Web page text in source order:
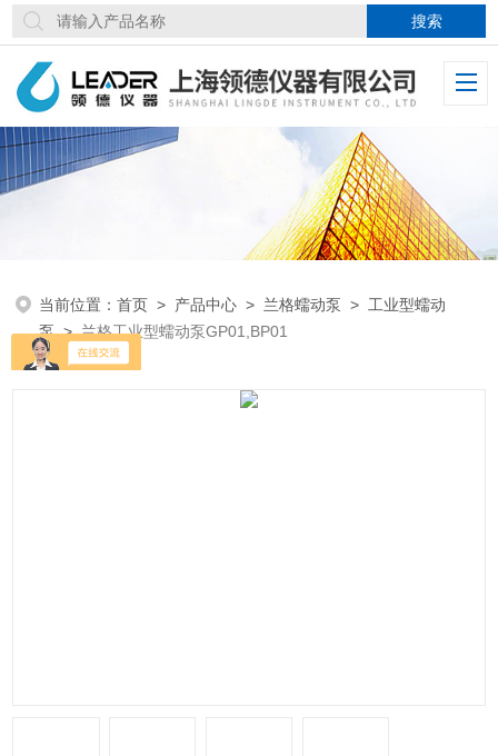
当前位置：首页 > 产品中心 > 兰格蠕动泵 > 工业型蠕动
泵>兰格工业型蠕动泵GP01,BP01